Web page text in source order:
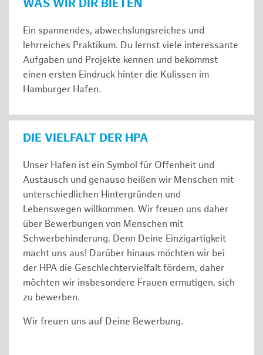
WAS WIR DIR BIETEN
Ein spannendes, abwechslungsreiches und
lehrreiches Praktikum. Du lernst viele interessante
Aufgaben und Projekte kennen und bekommst
einen ersten Eindruck hinter die Kulissen im
Hamburger Hafen.
DIE VIELFALT DER HPA
Unser Hafen ist ein Symbol für Offenheit und
Austausch und genauso heißen wir Menschen mit
unterschiedlichen Hintergründen und
Lebenswegen willkommen. Wir freuen uns daher
über Bewerbungen von Menschen mit
Schwerbehinderung. Denn Deine Einzigartigkeit
macht uns aus! Darüber hinaus möchten wir bei
der HPA die Geschlechtervielfalt fördern, daher
möchten wir insbesondere Frauen ermutigen, sich
zu bewerben.
Wir freuen uns auf Deine Bewerbung.